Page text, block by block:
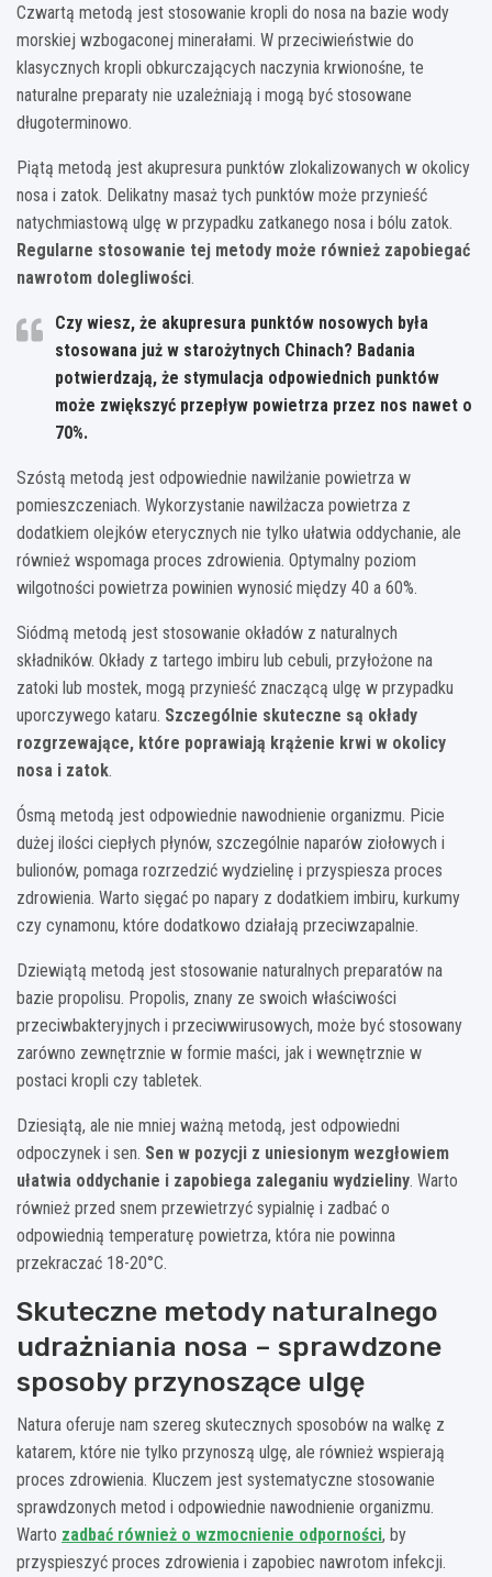
Czwartą metodą jest stosowanie kropli do nosa na bazie wody
morskiej wzbogaconej minerałami. W przeciwieństwie do
klasycznych kropli obkurczających naczynia krwionośne, te
naturalne preparaty nie uzależniają i mogą być stosowane
długoterminowo.
Piątą metodą jest akupresura punktów zlokalizowanych w okolicy
nosa i zatok. Delikatny masaż tych punktów może przynieść
natychmiastową ulgę w przypadku zatkanego nosa i bólu zatok.
Regularne stosowanie tej metody może również zapobiegać
nawrotom dolegliwości.
Czy wiesz, że akupresura punktów nosowych była
stosowana już w starożytnych Chinach? Badania
potwierdzają, że stymulacja odpowiednich punktów
może zwiększyć przepływ powietrza przez nos nawet o
70%.
Szóstą metodą jest odpowiednie nawilżanie powietrza w
pomieszczeniach. Wykorzystanie nawilżacza powietrza z
dodatkiem olejków eterycznych nie tylko ułatwia oddychanie, ale
również wspomaga proces zdrowienia. Optymalny poziom
wilgotności powietrza powinien wynosić między 40 a 60%.
Siódmą metodą jest stosowanie okładów z naturalnych
składników. Okłady z tartego imbiru lub cebuli, przyłożone na
zatoki lub mostek, mogą przynieść znaczącą ulgę w przypadku
uporczywego kataru. Szczególnie skuteczne są okłady
rozgrzewające, które poprawiają krążenie krwi w okolicy
nosa i zatok.
Ósmą metodą jest odpowiednie nawodnienie organizmu. Picie
dużej ilości ciepłych płynów, szczególnie naparów ziołowych i
bulionów, pomaga rozrzedzić wydzielinę i przyspiesza proces
zdrowienia. Warto sięgać po napary z dodatkiem imbiru, kurkumy
czy cynamonu, które dodatkowo działają przeciwzapalnie.
Dziewiątą metodą jest stosowanie naturalnych preparatów na
bazie propolisu. Propolis, znany ze swoich właściwości
przeciwbakteryjnych i przeciwwirusowych, może być stosowany
zarówno zewnętrznie w formie maści, jak i wewnętrznie w
postaci kropli czy tabletek.
Dziesiątą, ale nie mniej ważną metodą, jest odpowiedni
odpoczynek i sen. Sen w pozycji z uniesionym wezgłowiem
ułatwia oddychanie i zapobiega zaleganiu wydzieliny. Warto
również przed snem przewietrzyć sypialnię i zadbać o
odpowiednią temperaturę powietrza, która nie powinna
przekraczać 18-20°C.
Skuteczne metody naturalnego
udrażniania nosa – sprawdzone
sposoby przynoszące ulgę
Natura oferuje nam szereg skutecznych sposobów na walkę z
katarem, które nie tylko przynoszą ulgę, ale również wspierają
proces zdrowienia. Kluczem jest systematyczne stosowanie
sprawdzonych metod i odpowiednie nawodnienie organizmu.
Warto zadbać również o wzmocnienie odporności, by
przyspieszyć proces zdrowienia i zapobiec nawrotom infekcji.